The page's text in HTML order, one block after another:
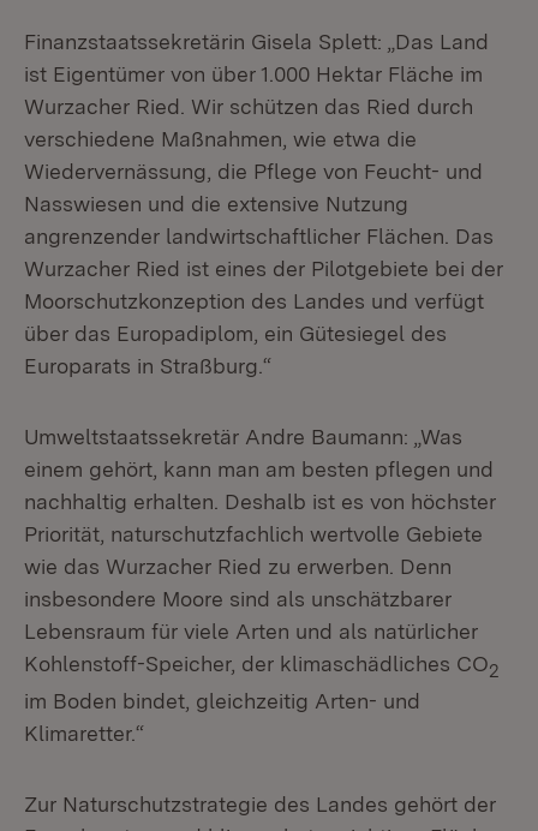
Finanzstaatssekretärin Gisela Splett: „Das Land
ist Eigentümer von über 1.000 Hektar Fläche im
Wurzacher Ried. Wir schützen das Ried durch
verschiedene Maßnahmen, wie etwa die
Wiedervernässung, die Pflege von Feucht- und
Nasswiesen und die extensive Nutzung
angrenzender landwirtschaftlicher Flächen. Das
Wurzacher Ried ist eines der Pilotgebiete bei der
Moorschutzkonzeption des Landes und verfügt
über das Europadiplom, ein Gütesiegel des
Europarats in Straßburg.“
Umweltstaatssekretär Andre Baumann: „Was
einem gehört, kann man am besten pflegen und
nachhaltig erhalten. Deshalb ist es von höchster
Priorität, naturschutzfachlich wertvolle Gebiete
wie das Wurzacher Ried zu erwerben. Denn
insbesondere Moore sind als unschätzbarer
Lebensraum für viele Arten und als natürlicher
Kohlenstoff-Speicher, der klimaschädliches CO2
im Boden bindet, gleichzeitig Arten- und
Klimaretter.“
Zur Naturschutzstrategie des Landes gehört der